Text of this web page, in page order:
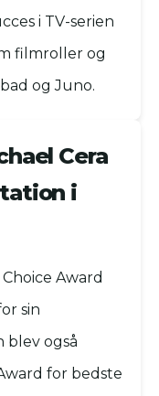
i TV-serien
filmroller og
og Juno.
Cera
i
Award
sin
blev også
for bedste